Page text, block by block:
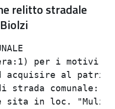
relitto stradale
per i
ed acquisire al
tratto
sita in